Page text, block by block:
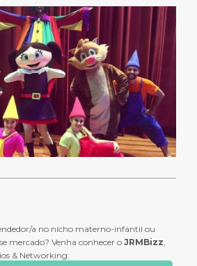
a no nicho materno-infantil ou
mercado? Venha conhecer o JRMBizz
& Networking: